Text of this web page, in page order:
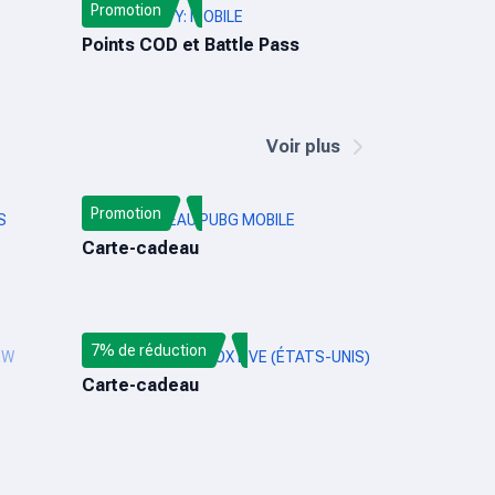
CALL OF DUTY: MOBILE
Points COD et Battle Pass
Promotion
Voir plus
CARTE-CADEAU PUBG MOBILE
Carte-cadeau
Promotion
CARTE CADEAU XBOX LIVE (ÉTATS-UNIS)
Carte-cadeau
7% de réduction